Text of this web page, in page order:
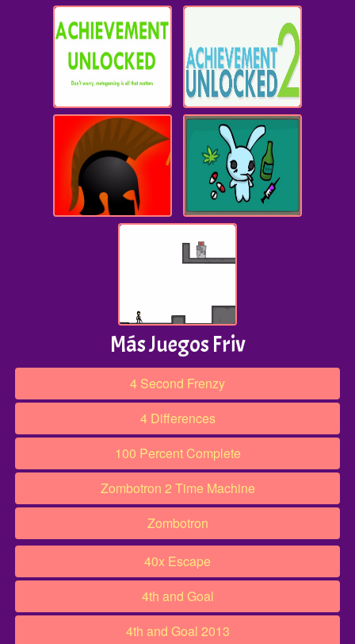
Más Juegos Friv
4 Second Frenzy
4 Differences
100 Percent Complete
Zombotron 2 Time Machine
Zombotron
40x Escape
4th and Goal
4th and Goal 2013